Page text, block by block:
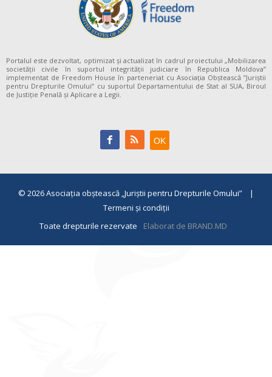
Portalul este dezvoltat, optimizat și actualizat în cadrul proiectului „Mobilizarea
societății civile în suportul integrității judiciare în Republica Moldova”
implementat de Freedom House în parteneriat cu Asociația Obștească ”Juriștii
pentru Drepturile Omului” cu suportul Departamentului de Stat al SUA, Biroul
de Justiție Penală și Aplicare a Legii.
© 2026Asociaţia obştească „Juriştii pentru Drepturile Omului” |
Termeni și condiții
Toate drepturile rezervate
Elaborat de BRAND.MD